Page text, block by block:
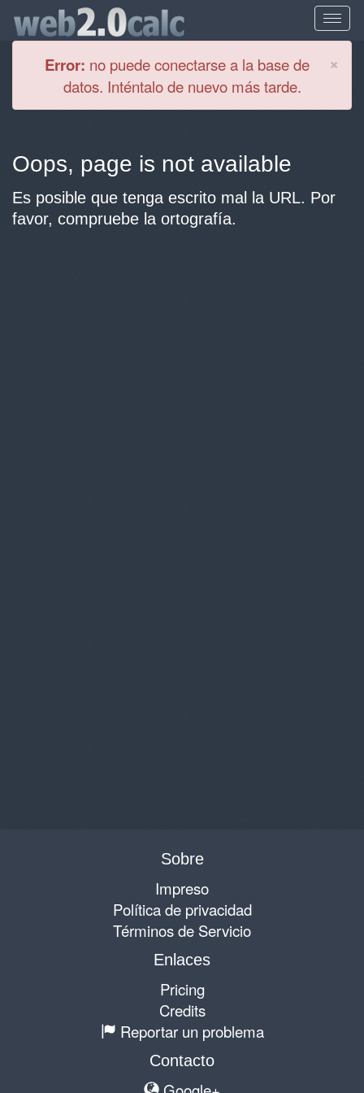
×
Error: no puede conectarse a la base de
datos. Inténtalo de nuevo más tarde.
Oops, page is not available
Es posible que tenga escrito mal la URL. Por
favor, compruebe la ortografía.
Sobre
Impreso
Política de privacidad
Términos de Servicio
Enlaces
Pricing
Credits
Reportar un problema
Contacto